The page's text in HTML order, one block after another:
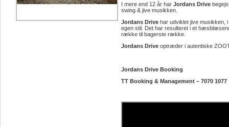
I mere end 12 år har Jordans Drive
swing & jive musikken.
Jordans Drive har udviklet jive musikken,
egen stil. Det har resulteret i et
række til bagerste række.
Jordans Drive optræder i autentiske
Jordans Drive Booking
TT Booking & Management – 7070 1077